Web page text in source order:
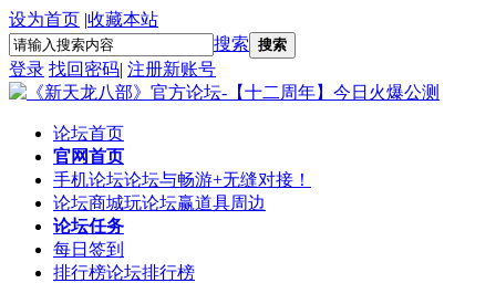
设为首页 |收藏本站
搜索 搜索
登录 找回密码| 注册新账号
论坛首页
官网首页
手机论坛论坛与畅游+无缝对接！
论坛商城玩论坛赢道具周边
论坛任务
每日签到
排行榜论坛排行榜